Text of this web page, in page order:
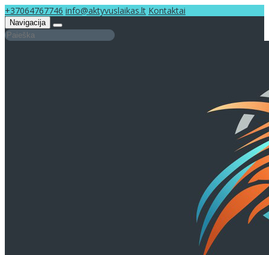
+37064767746 info@aktyvuslaikas.lt Kontaktai
Navigacija